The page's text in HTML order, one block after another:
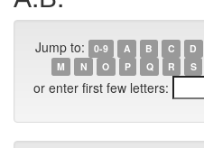
Jump to: 0-9 A B C D
M
N O P Q R S
or enter first few letters: